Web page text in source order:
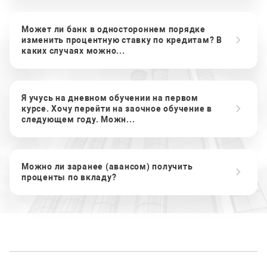
Может ли банк в одностороннем порядке
изменить процентную ставку по кредитам? В
каких случаях можно...
Я учусь на дневном обучении на первом
курсе. Хочу перейти на заочное обучение в
следующем году. Можн...
Можно ли заранее (авансом) получить
проценты по вкладу?